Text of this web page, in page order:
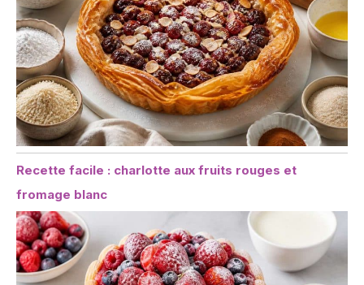
Recette facile : charlotte aux fruits rouges et
fromage blanc